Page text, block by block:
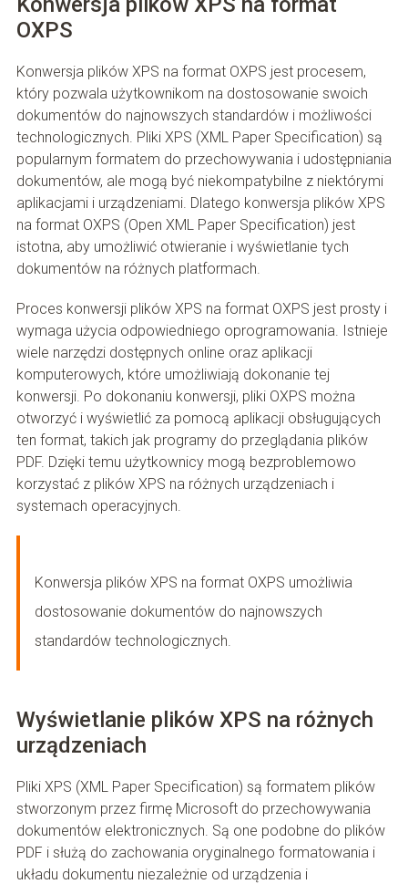
OXPS
Konwersja plików XPS na format OXPS jest procesem,
który pozwala użytkownikom na dostosowanie swoich
dokumentów do najnowszych standardów i możliwości
technologicznych. Pliki XPS (XML Paper Specification) są
popularnym formatem do przechowywania i udostępniania
dokumentów, ale mogą być niekompatybilne z niektórymi
aplikacjami i urządzeniami. Dlatego konwersja plików XPS
na format OXPS (Open XML Paper Specification) jest
istotna, aby umożliwić otwieranie i wyświetlanie tych
dokumentów na różnych platformach.
Proces konwersji plików XPS na format OXPS jest prosty i
wymaga użycia odpowiedniego oprogramowania. Istnieje
wiele narzędzi dostępnych online oraz aplikacji
komputerowych, które umożliwiają dokonanie tej
konwersji. Po dokonaniu konwersji, pliki OXPS można
otworzyć i wyświetlić za pomocą aplikacji obsługujących
ten format, takich jak programy do przeglądania plików
PDF. Dzięki temu użytkownicy mogą bezproblemowo
korzystać z plików XPS na różnych urządzeniach i
systemach operacyjnych.
Konwersja plików XPS na format OXPS umożliwia
dostosowanie dokumentów do najnowszych
standardów technologicznych.
Wyświetlanie plików XPS na różnych
urządzeniach
Pliki XPS (XML Paper Specification) są formatem plików
stworzonym przez firmę Microsoft do przechowywania
dokumentów elektronicznych. Są one podobne do plików
PDF i służą do zachowania oryginalnego formatowania i
układu dokumentu niezależnie od urządzenia i